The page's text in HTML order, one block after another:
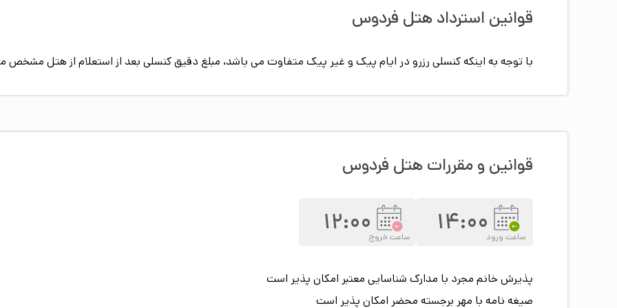
در اتاق‌های هتل فردوس سرویس بهداشتی ایرانی و فرنگی تعبیه شده تا سلایق و نیازهای متفاوت مهمان‌ها پوشش
خانواده‌ها بدون نگرانی از شلوغی سرویس‌های عمومی، راحتی بیشتری تجربه کنند.
سفر با کودک اهمیت پیدا می‌کند. گاوصندوق داخل اتاق قرار داده شده تا وسایل باارزش مثل پول یا مدارک اصلی در همان
مستقیم با بخش‌های مختلف هتل نصب شده است.
خدمات اقامت پایه
دارد و همین موضوع معضل یافتن جای مناسب برای خودرو را برطرف می‌کند.
باشد و خانواده‌ها با خیال آسوده روی زیارت و برنامه‌های سفر تمرکز کنند.
ایمنی و زیرساخت
قوانین استرداد هتل فردوس
با توجه به اینکه کنسلی رزرو در ایام پیک و غیر پیک متفاوت می باشد، مبلغ دقیق کنسلی بعد از استعلام از هتل
قوانین و مقررات هتل فردوس
ساعت ورود14:00 ساعت خروج12:00
پذیرش خانم مجرد با مدارک شناسایی معتبر امکان پذیر است
صیغه نامه با مهر برجسته محضر امکان پذیر است